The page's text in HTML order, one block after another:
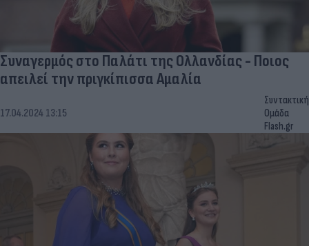
Συναγερμός στο Παλάτι της Ολλανδίας - Ποιος
απειλεί την πριγκίπισσα Αμαλία
17.04.2024 13:15
Συντακτική
Ομάδα
Flash.gr